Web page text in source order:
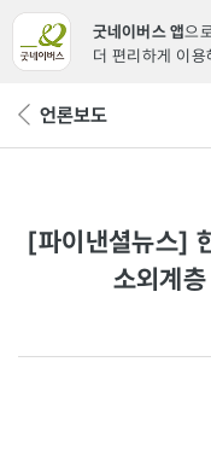
굿네이버스 앱으
더 편리하게 이용
뒤 언론보도
[파이낸셜뉴스]
소외계